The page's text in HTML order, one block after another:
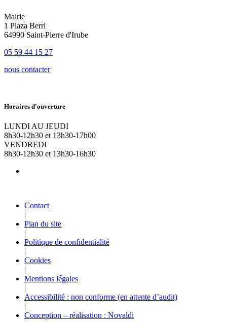
Mairie
1 Plaza Berri
64990 Saint-Pierre d'Irube
05 59 44 15 27
nous contacter
Horaires d'ouverture
LUNDI AU JEUDI
8h30-12h30 et 13h30-17h00
VENDREDI
8h30-12h30 et 13h30-16h30
Contact
|
Plan du site
|
Politique de confidentialité
|
Cookies
|
Mentions légales
|
Accessibilité : non conforme (en attente d’audit)
|
Conception – réalisation : Novaldi